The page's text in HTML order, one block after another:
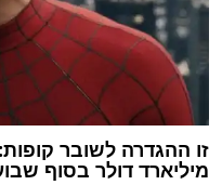
זו ההגדרה לשובר
מיליארד דולר בסוף